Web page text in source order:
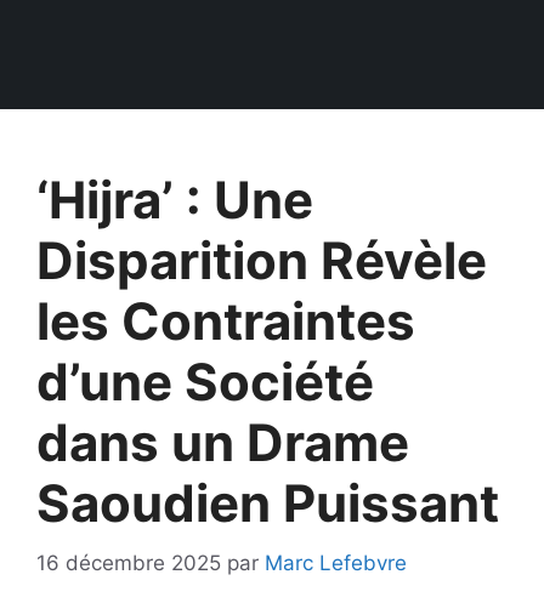
‘Hijra’ : Une
Disparition Révèle
les Contraintes
d’une Société
dans un Drame
Saoudien Puissant
16 décembre 2025 par Marc Lefebvre